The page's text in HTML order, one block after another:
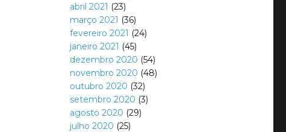
abril 2021 (23)
março 2021 (36)
fevereiro 2021 (24)
janeiro 2021 (45)
dezembro 2020 (54)
novembro 2020 (48)
outubro 2020 (32)
setembro 2020 (3)
agosto 2020 (29)
julho 2020 (25)